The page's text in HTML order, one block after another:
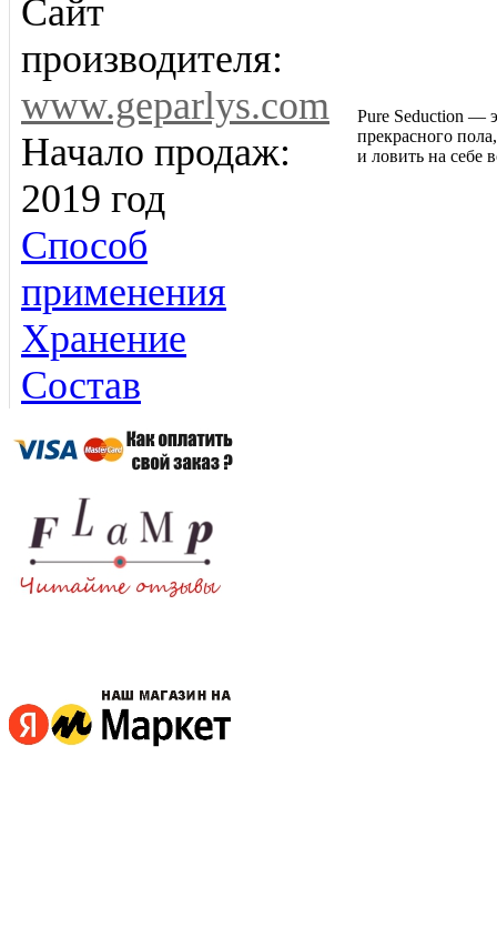
Сайт
производителя:
www.geparlys.com
Начало продаж:
2019 год
Способ
применения
Хранение
Состав
Pure Seduction —
прекрасного
и ловить на себе